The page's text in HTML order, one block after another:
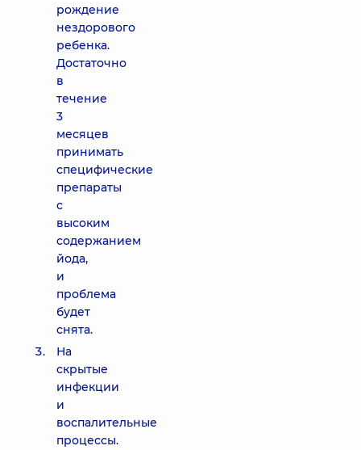
рождение
нездорового
ребенка.
Достаточно
в
течение
3
месяцев
принимать
специфические
препараты
с
высоким
содержанием
йода,
и
проблема
будет
снята.
На
скрытые
инфекции
и
воспалительные
процессы.